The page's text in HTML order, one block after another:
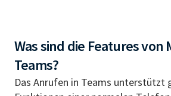
Was sind die Features von
Teams?
Das Anrufen in Teams unterstützt